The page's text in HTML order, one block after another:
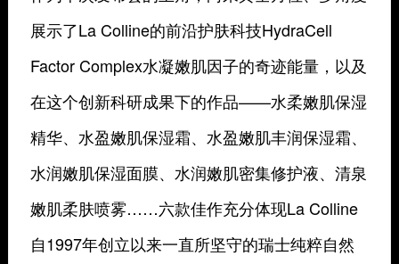
展示了La Colline的前沿护肤科技HydraCell
Factor Complex水凝嫩肌因子的奇迹能量，以及
在这个创新科研成果下的作品——水柔嫩肌保湿
精华、水盈嫩肌保湿霜、水盈嫩肌丰润保湿霜、
水润嫩肌保湿面膜、水润嫩肌密集修护液、清泉
嫩肌柔肤喷雾……六款佳作充分体现La Colline
自1997年创立以来一直所坚守的瑞士纯粹自然